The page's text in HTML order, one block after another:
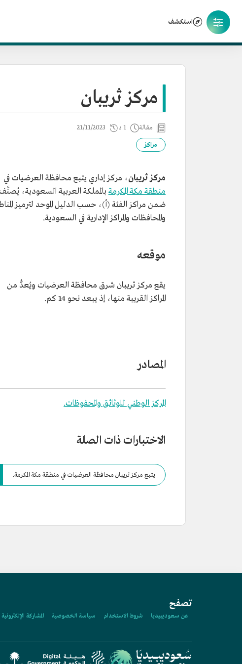
استكشف
مركز ثريبان
مقالة 1 د 21/11/2023
مراكز
مركز ثريبان، مركز إداري يتبع محافظة العرضيات في
منطقة مكة المكرمة بالمملكة العربية السعودية،
ضمن مراكز الفئة (أ)، حسب الدليل الموحد لترميز
والمحافظات والمراكز الإدارية في السعودية.
موقعه
يقع مركز ثريبان شرق محافظة العرضيات ويُعدُّ من
المراكز القريبة منها، إذ يبعد نحو 14 كم.
المصادر
المركز الوطني للوثائق والمحفوظات.
الاختبارات ذات الصلة
يتبع مركز ثريبان محافظة العرضيات في منطقة مكة المكرمة.
تصفح
عن سعوديبيديا شروط الاستخدام سياسة الخصوصية المشاركة الإلكترونية